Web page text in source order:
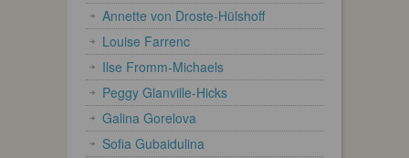
Annette von Droste-Hülshoff
Louise Farrenc
Ilse Fromm-Michaels
Peggy Glanville-Hicks
Galina Gorelova
Sofia Gubaidulina